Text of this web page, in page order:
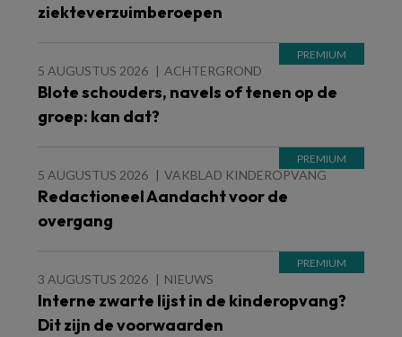
ziekteverzuimberoepen
5 AUGUSTUS 2026 ACHTERGROND
Blote schouders, navels of tenen op de
groep: kan dat?
5 AUGUSTUS 2026 VAKBLAD KINDEROPVANG
Redactioneel Aandacht voor de
overgang
3 AUGUSTUS 2026 NIEUWS
Interne zwarte lijst in de kinderopvang?
Dit zijn de voorwaarden